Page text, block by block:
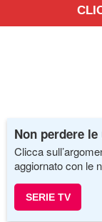
Non perdere
Clicca
aggiornato con le
SERIE TV